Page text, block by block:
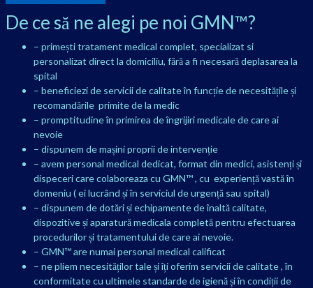
De ce să ne alegi pe noi GMN™?
– primești tratament medical complet, specializat si
personalizat direct la domiciliu, fără a fi necesară deplasarea la
spital
– beneficiezi de servicii de calitate în funcție de necesitățile și
recomandările primite de la medic
– promptitudine în primirea de îngrijiri medicale de care ai
nevoie
– dispunem de mașini proprii de intervenție
– avem personal medical dedicat, format din medici, asistenți și
dispeceri care colaboreaza cu GMN™ , cu experiență vastă în
domeniu ( ei lucrând și în serviciul de urgență sau spital)
– dispunem de dotări și echipamente de înaltă calitate,
dispozitive și aparatură medicala completă pentru efectuarea
procedurilor și tratamentului de care ai nevoie.
– GMN™ are numai personal medical calificat
– ne pliem necesităților tale și îți oferim servicii de calitate , în
conformitate cu ultimele standarde de igienă și în condiții de